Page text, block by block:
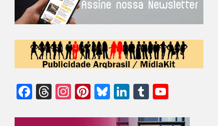
Facebook
Threads
Instagram
Pinterest
Bluesky
LinkedIn
Tumblr